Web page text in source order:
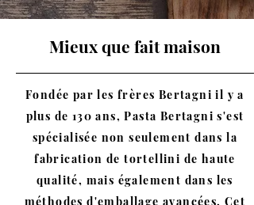
Mieux que fait maison
Fondée par les frères Bertagni il y a
plus de 130 ans, Pasta Bertagni s'est
spécialisée non seulement dans la
fabrication de tortellini de haute
qualité, mais également dans les
méthodes d'emballage avancées. Cet